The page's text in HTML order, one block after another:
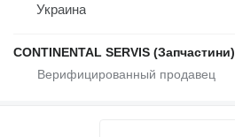
Украина
CONTINENTAL SERVIS (Запчастини)